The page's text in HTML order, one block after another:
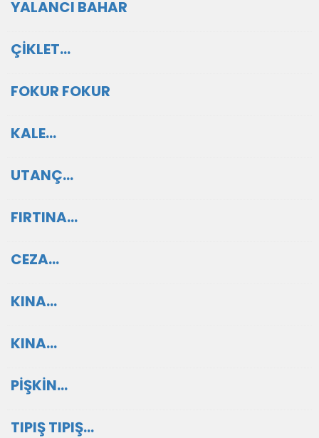
YALANCI BAHAR
ÇİKLET…
FOKUR FOKUR
KALE…
UTANÇ…
FIRTINA…
CEZA…
KINA...
KINA…
PİŞKİN…
TIPIŞ TIPIŞ…